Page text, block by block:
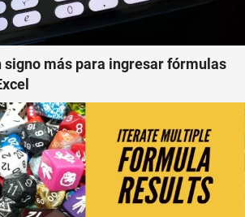
signo más para ingresar fórmulas